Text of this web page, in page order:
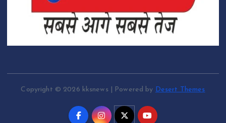
Copyright © 2026 kksnews | Powered by Desert Themes